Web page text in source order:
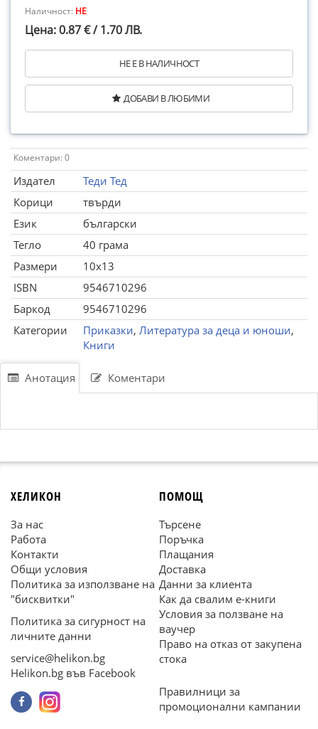
Наличност: НЕ
Цена: 0.87 € / 1.70 ЛВ.
НЕ Е В НАЛИЧНОСТ
ДОБАВИ В ЛЮБИМИ
Коментари: 0
Издател
Теди Тед
Корици
твърди
Език
български
Тегло
40 грама
Размери
10x13
ISBN
9546710296
Баркод
9546710296
Категории
Приказки, Литература за деца и юноши,
Книги
Анотация Коментари
ХЕЛИКОН
За нас
Работа
Контакти
Общи условия
Политика за използване на
"бисквитки"
Политика за сигурност на
личните данни
service@helikon.bg
Helikon.bg във Facebook
ПОМОЩ
Търсене
Поръчка
Плащания
Доставка
Данни за клиента
Как да свалим е-книги
Условия за ползване на
ваучер
Право на отказ от закупена
стока
Правилници за
промоционални кампании